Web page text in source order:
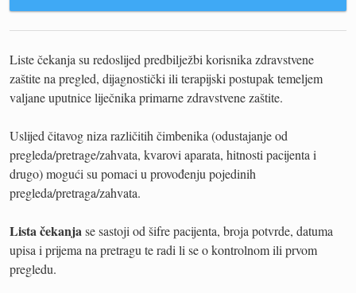
Liste čekanja su redoslijed predbilježbi korisnika zdravstvene
zaštite na pregled, dijagnostički ili terapijski postupak temeljem
valjane uputnice liječnika primarne zdravstvene zaštite.
Uslijed čitavog niza različitih čimbenika (odustajanje od
pregleda/pretrage/zahvata, kvarovi aparata, hitnosti pacijenta i
drugo) mogući su pomaci u provođenju pojedinih
pregleda/pretraga/zahvata.
Lista čekanjase sastoji od šifre pacijenta, broja potvrde, datuma
upisa i prijema na pretragu te radi li se o kontrolnom ili prvom
pregledu.